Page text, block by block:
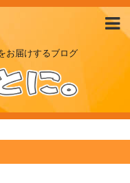
お届けするブログ